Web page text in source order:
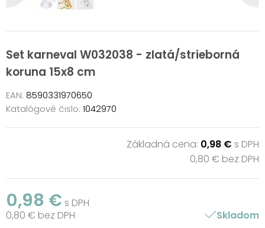
Set karneval W032038 - zlatá/strieborná
koruna 15x8 cm
EAN: 8590331970650
Katalógové čislo: 1042970
Základná cena: 0,98 € s DPH
0,80 € bez DPH
0,98 € s DPH
0,80 € bez DPH
Skladom